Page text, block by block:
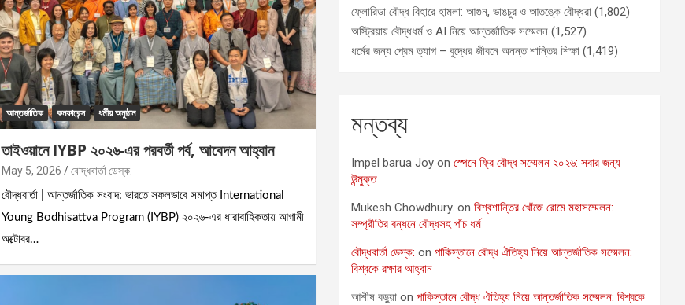
আন্তর্জাতিক কনফারেন্স ধর্মীয় অনুষ্ঠান
তাইওয়ানে IYBP ২০২৬-এর পরবর্তী পর্ব, আবেদন আহ্বান
May 5, 2026 বৌদ্ধবার্তা ডেস্ক:
বৌদ্ধবার্তা | আন্তর্জাতিক সংবাদ: ভারতে সফলভাবে সমাপ্ত International
Young Bodhisattva Program (IYBP) ২০২৬-এর ধারাবাহিকতায় আগামী
অক্টোবর…
ফ্লোরিডা বৌদ্ধ বিহারে হামলা: আগুন, ভাঙচুর ও আতঙ্কে বৌদ্ধরা (1,802)
অস্ট্রিয়ায় বৌদ্ধধর্ম ও AI নিয়ে আন্তর্জাতিক সম্মেলন (1,527)
ধর্মের জন্য প্রেম ত্যাগ – বুদ্ধের জীবনে অনন্ত শান্তির শিক্ষা (1,419)
মন্তব্য
Impel barua Joy onস্পেনে ফ্রি বৌদ্ধ সম্মেলন ২০২৬: সবার জন্য
উন্মুক্ত
Mukesh Chowdhury. onবিশ্বশান্তির খোঁজে রোমে মহাসম্মেলন:
সম্প্রীতির বন্ধনে বৌদ্ধসহ পাঁচ ধর্ম
বৌদ্ধবার্তা ডেস্ক: onপাকিস্তানে বৌদ্ধ ঐতিহ্য নিয়ে আন্তর্জাতিক সম্মেলন:
বিশ্বকে রক্ষার আহ্বান
আশীষ বড়ুয়া onপাকিস্তানে বৌদ্ধ ঐতিহ্য নিয়ে আন্তর্জাতিক সম্মেলন: বিশ্বকে